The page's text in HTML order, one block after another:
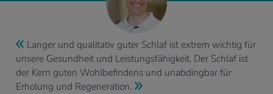
Langer und qualitativ guter Schlaf ist extrem wichtig für
unsere Gesundheit und Leistungsfähigkeit. Der Schlaf ist
der Kern guten Wohlbefindens und unabdingbar für
Erholung und Regeneration.